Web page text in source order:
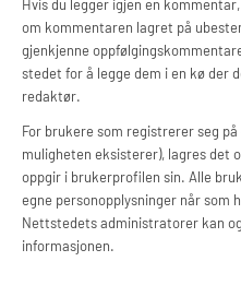
Hvis du legger igjen en
om kommentaren lagret på
gjenkjenne
stedet for å legge dem i en kø der
redaktør.
For brukere som registrerer seg
muligheten eksisterer), lagres det
oppgir i brukerprofilen sin. Alle
egne personopplysninger når som
Nettstedets administratorer kan
informasjonen.